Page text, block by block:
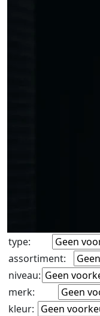
type:
assortiment:
niveau:
merk:
kleur: